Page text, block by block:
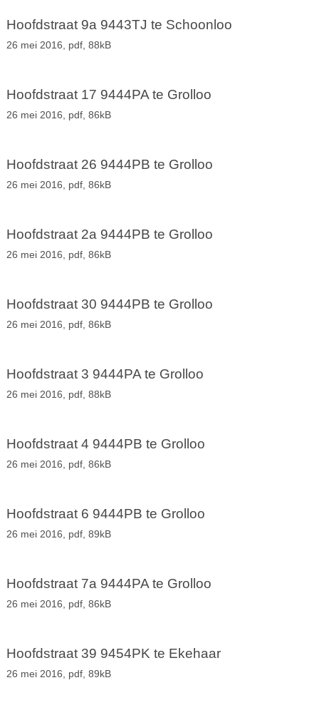
Hoofdstraat 9a 9443TJ te Schoonloo
26 mei 2016, pdf, 88kB
Hoofdstraat 17 9444PA te Grolloo
26 mei 2016, pdf, 86kB
Hoofdstraat 26 9444PB te Grolloo
26 mei 2016, pdf, 86kB
Hoofdstraat 2a 9444PB te Grolloo
26 mei 2016, pdf, 86kB
Hoofdstraat 30 9444PB te Grolloo
26 mei 2016, pdf, 86kB
Hoofdstraat 3 9444PA te Grolloo
26 mei 2016, pdf, 88kB
Hoofdstraat 4 9444PB te Grolloo
26 mei 2016, pdf, 86kB
Hoofdstraat 6 9444PB te Grolloo
26 mei 2016, pdf, 89kB
Hoofdstraat 7a 9444PA te Grolloo
26 mei 2016, pdf, 86kB
Hoofdstraat 39 9454PK te Ekehaar
26 mei 2016, pdf, 89kB